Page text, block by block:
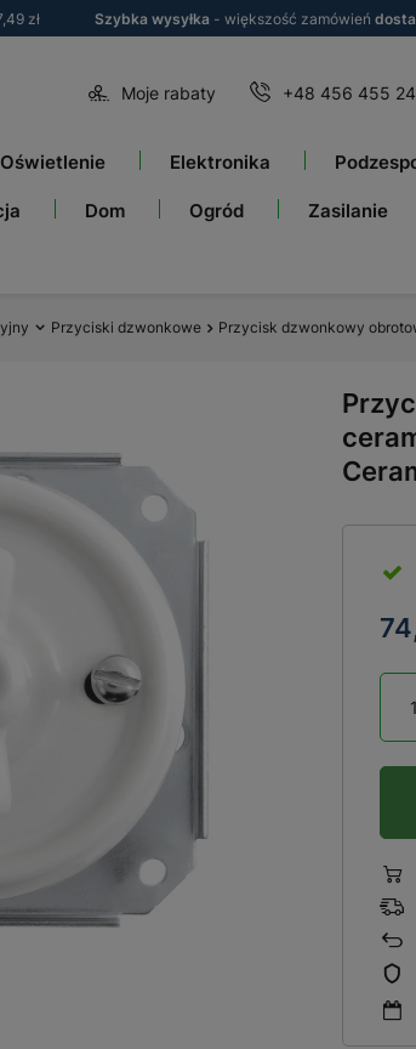
zł Szybka wysyłka - większość zamówień
Moje rabaty +48 456 455
Oświetlenie Elektronika
Dom Ogród Zasilanie
Przyciski dzwonkowe Przycisk dzwonkowy